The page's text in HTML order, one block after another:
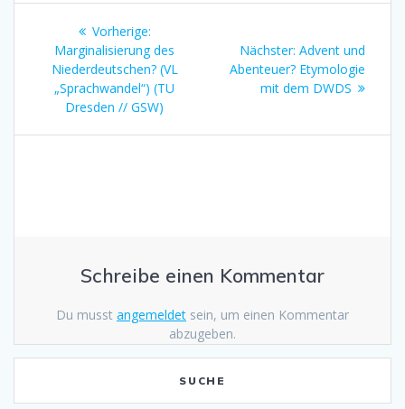
Beitragsnavigation
Vorherige:
Beitrag:
Marginalisierung des
Niederdeutschen? (VL
„Sprachwandel“) (TU
Dresden // GSW)
Nächster: Nächster
Beitrag:
Advent und
Abenteuer? Etymologie
mit dem DWDS
Schreibe einen Kommentar
Du musst angemeldet sein, um einen Kommentar
abzugeben.
SUCHE